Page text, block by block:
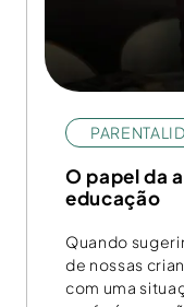
O papel da
educação
Quando
de nossas
com uma